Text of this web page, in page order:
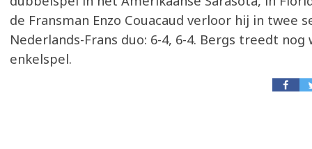
de Fransman Enzo Couacaud verloor hij in twee
Nederlands-Frans duo: 6-4, 6-4. Bergs treedt nog
enkelspel.